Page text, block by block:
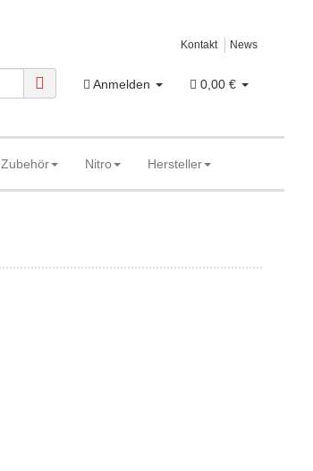
Kontakt News
Anmelden 0,00 €
Zubehör Nitro Hersteller